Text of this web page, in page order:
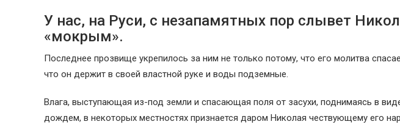
У нас, на Руси, с незапамятных пор слывет
«мокрым».
Последнее прозвище укрепилось за ним не только потому, что его молитва
что он держит в своей властной руке и воды подземные.
Влага, выступающая из-под земли и спасающая поля от засухи, поднимаясь в
дождем, в некоторых местностях признается даром Николая чествующему его